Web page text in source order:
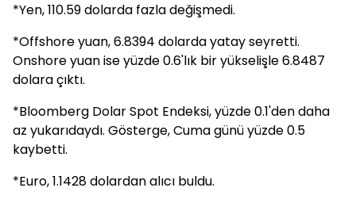
*Yen, 110.59 dolarda fazla değişmedi.
*Offshore yuan, 6.8394 dolarda yatay seyretti.
Onshore yuan ise yüzde 0.6'lık bir yükselişle 6.8487
dolara çıktı.
*Bloomberg Dolar Spot Endeksi, yüzde 0.1'den daha
az yukarıdaydı. Gösterge, Cuma günü yüzde 0.5
kaybetti.
*Euro, 1.1428 dolardan alıcı buldu.